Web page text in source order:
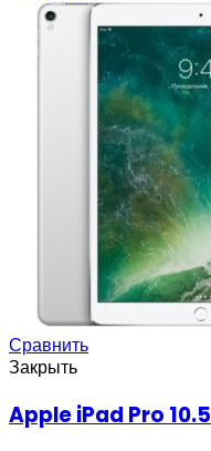
Сравнить
Закрыть
Apple iPad Pro